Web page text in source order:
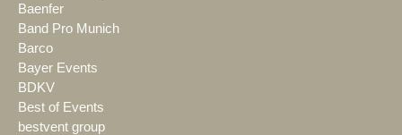
Baenfer
Band Pro Munich
Barco
Bayer Events
BDKV
Best of Events
bestvent group